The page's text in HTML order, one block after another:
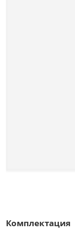
Комплектация